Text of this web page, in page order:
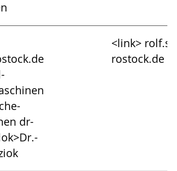
dr-
<link>
rostock.de